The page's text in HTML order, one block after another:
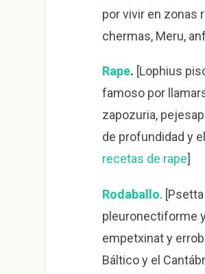
por vivir en zonas
chermas, Meru,
Rape. [Lophius
famoso por
zapozuria,
de profundidad y
recetas de rape]
Rodaballo.
pleuronectiforme
empetxinat y
Báltico y el